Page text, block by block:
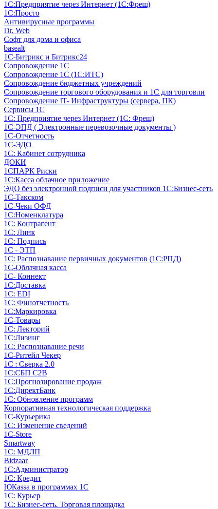
1С:Предприятие через Интернет (1С:Фреш)
1С:Просто
Антивирусные программы
Dr. Web
Софт для дома и офиса
basealt
1С-Битрикс и Битрикс24
Сопровождение 1С
Сопровождение 1С (1С:ИТС)
Сопровождение бюджетных учреждений
Сопровождение торгового оборудования и 1С для торговли
Сопровождение IT- Инфраструктуры (сервера, ПК)
Сервисы 1С
1С: Предприятие через Интернет (1С: Фреш)
1С-ЭПД ( Электронные перевозочные документы )
1С-Отчетность
1С-ЭДО
1С: Кабинет сотрудника
ДОКИ
1СПАРК Риски
1С:Касса облачное приложение
ЭДО без электронной подписи для участников 1С:Бизнес-сеть
1С-Такском
1С-Чеки ОФД
1С:Номенклатура
1С: Контрагент
1С: Линк
1С: Подпись
1С - ЭТП
1С: Распознавание первичных документов (1С:РПД)
1С-Облачная касса
1С- Коннект
1С:Доставка
1С: EDI
1С: Финотчетность
1С:Маркировка
1С-Товары
1С: Лекторий
1С:Лизинг
1С: Распознавание речи
1C-Ритейл Чекер
1С : Сверка 2.0
1С:СБП C2B
1С:Прогнозирование продаж
1С:ДиректБанк
1С: Обновление программ
Корпоративная технологическая поддержка
1С-Курьерика
1С: Изменение сведений
1C-Store
Smartway
1С: МДЛП
Bidzaar
1С:Администратор
1С: Кредит
ЮКаssа в программах 1С
1С: Курьер
1С: Бизнес-сеть. Торговая площадка